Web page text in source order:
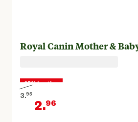
Royal Canin Mother &
25% korting
3.95
Oorspronkelijke prijs € 3,95
2.96